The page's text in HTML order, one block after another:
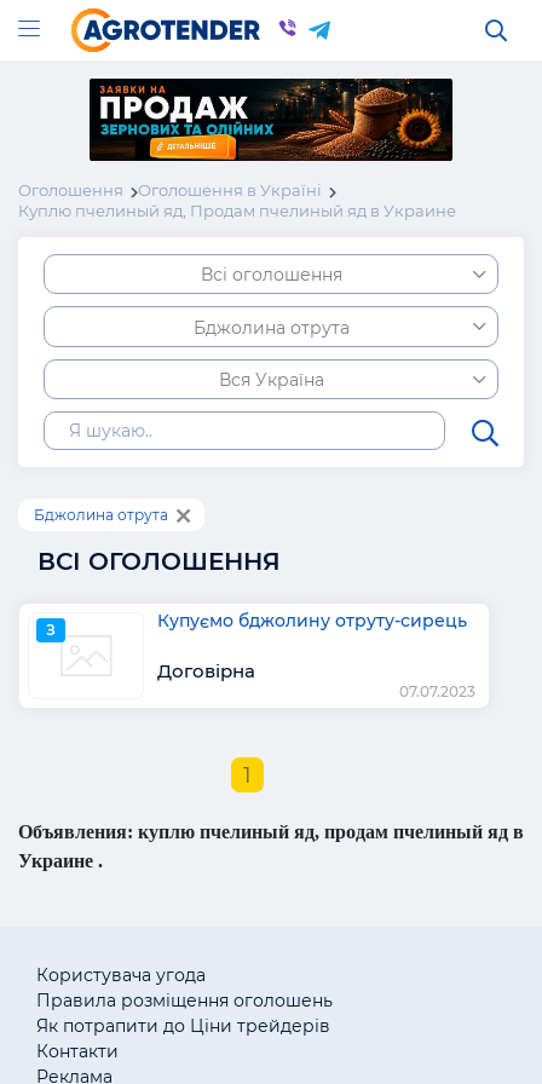
Оголошення
Оголошення в Україні
Куплю пчелиный яд, Продам пчелиный яд в Украине
Всі оголошення
Бджолина отрута
Вся Україна
Бджолина отрута
ВСІ ОГОЛОШЕННЯ
З Купуємо бджолину отруту-сирець
Договірна
07.07.2023
1
Объявления: куплю пчелиный яд, продам пчелиный яд в
Украине .
Користувача угода
Правила розміщення оголошень
Як потрапити до Ціни трейдерів
Контакти
Реклама